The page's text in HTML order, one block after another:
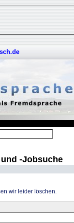
-Jobsuche
wir leider löschen.